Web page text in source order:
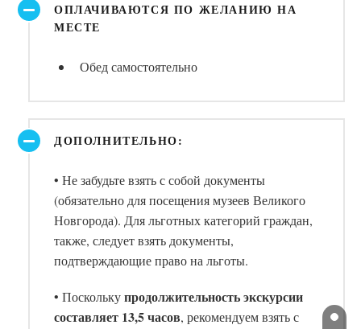
ОПЛАЧИВАЮТСЯ ПО ЖЕЛАНИЮ НА
МЕСТЕ
Обед самостоятельно
ДОПОЛНИТЕЛЬНО:
• Не забудьте взять с собой документы
(обязательно для посещения музеев Великого
Новгорода). Для льготных категорий граждан,
также, следует взять документы,
подтверждающие право на льготы.
• Посколькупродолжительность экскурсии
составляет 13,5 часов, рекомендуем взять с